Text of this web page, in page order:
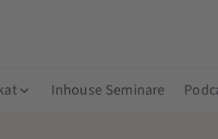
Inhouse Seminare